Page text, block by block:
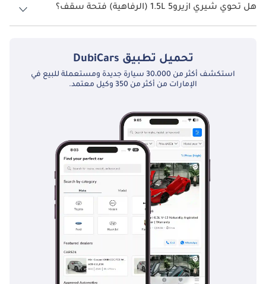
هل تحوي شيري ازيرو5 1.5L (الرفاهية) فتحة سقف؟
نعم توفر شيري ازيرو5 1.5L (الرفاهية) فتحة السقف كخيار.
تحميل تطبيق DubiCars
استكشف أكثر من 30،000 سيارة جديدة ومستعملة للبيع في
الإمارات من أكثر من 350 وكيل معتمد.